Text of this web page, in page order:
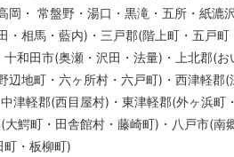
岡・ 常盤野・湯口・黒滝・五所・紙漉
・相馬・藍内)・三戸郡(階上町・五戸町
和田市(奥瀬・沢田・法量)・上北郡(お
辺地町・六ヶ所村・六戸町)・西津軽郡(
津軽郡(西目屋村)・東津軽郡(外ヶ浜町
鰐町・田舎館村・藤崎町)・八戸市(南
町・板柳町)